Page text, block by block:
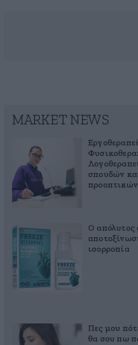
MARKET NEWS
σπουδών
προοπτικών
Ο απόλυτος
ισορροπία
Πες μου
θα σου πω